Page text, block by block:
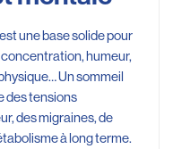
une base solide pour
humeur,
Un sommeil
des tensions
des migraines, de
à long terme.